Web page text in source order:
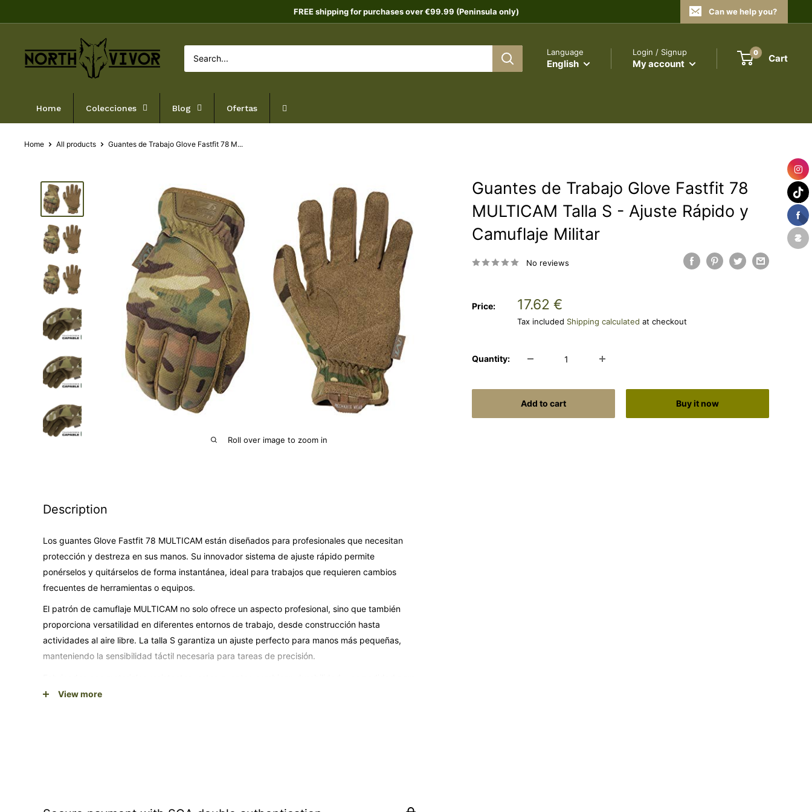
to
FREE shipping for purchases over €99.99 (Peninsula only) Can we help you?
Language
English
Login / Signup
My account
0 Cart
Home Colecciones Blog Ofertas
Home All products Guantes de Trabajo Glove Fastfit 78 M...
Roll over image to zoom in
Guantes de Trabajo Glove Fastfit 78
MULTICAM Talla S - Ajuste Rápido y
Camuflaje Militar
No reviews
Price:
Sale
price
17.62 €
Tax included Shipping calculated at checkout
Quantity:
Add to cart Buy it now
Description
Los guantes Glove Fastfit 78 MULTICAM están diseñados para profesionales que necesitan
protección y destreza en sus manos. Su innovador sistema de ajuste rápido permite
ponérselos y quitárselos de forma instantánea, ideal para trabajos que requieren cambios
frecuentes de herramientas o equipos.
El patrón de camuflaje MULTICAM no solo ofrece un aspecto profesional, sino que también
proporciona versatilidad en diferentes entornos de trabajo, desde construcción hasta
actividades al aire libre. La talla S garantiza un ajuste perfecto para manos más pequeñas,
manteniendo la sensibilidad táctil necesaria para tareas de precisión.
un uso prolongado. Su diseño ergonómico se adapta a la forma natural de la mano,
View more